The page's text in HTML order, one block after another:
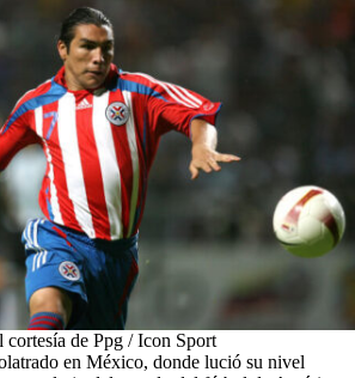
cortesía de Ppg / Icon Sport
en México, donde lució su nivel